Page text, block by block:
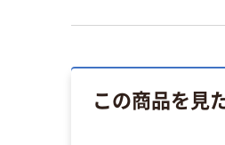
この商品を見